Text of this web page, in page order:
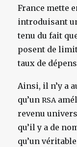
France mette
introduisant
tenu du fait
posent de
taux de
Ainsi, il n’y a
qu’un RSA
revenu
qu’il y a de
qu’un